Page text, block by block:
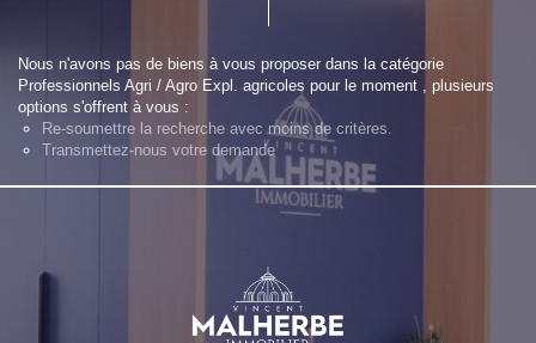
Nous n'avons pas de biens à vous proposer dans la catégorie
Professionnels Agri / Agro Expl. agricoles pour le moment , plusieurs
options s'offrent à vous :
Re-soumettre la recherche avec moins de critères.
Transmettez-nous votre demande